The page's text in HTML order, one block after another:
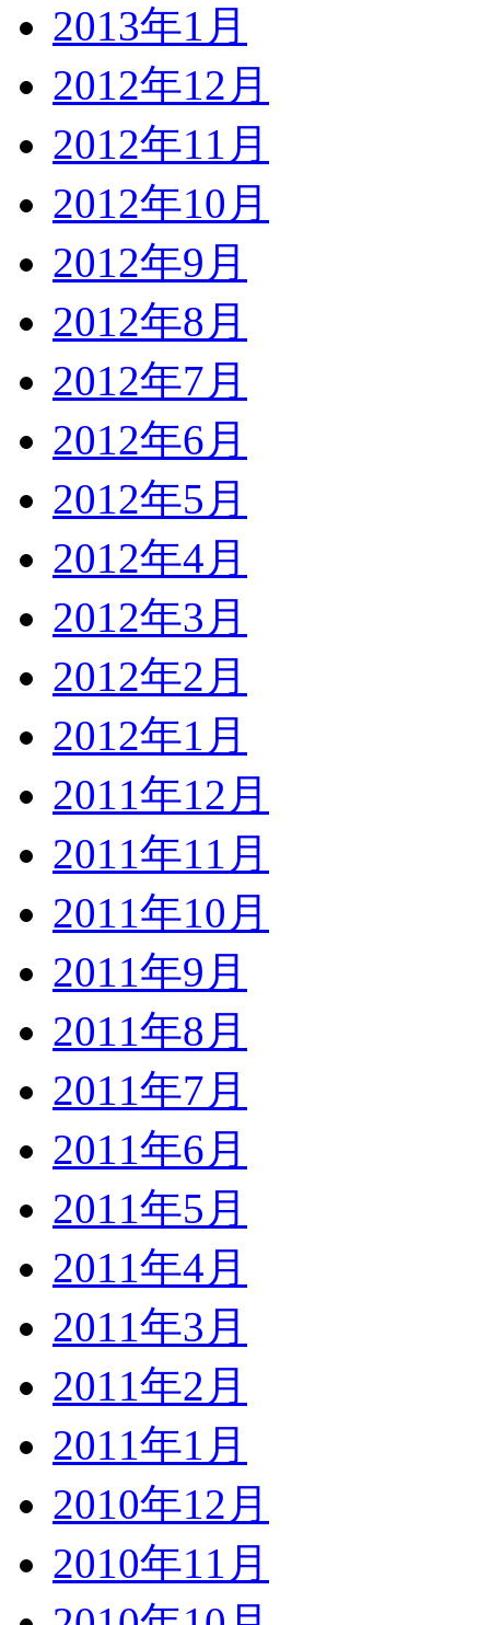
2013年1月
2012年12月
2012年11月
2012年10月
2012年9月
2012年8月
2012年7月
2012年6月
2012年5月
2012年4月
2012年3月
2012年2月
2012年1月
2011年12月
2011年11月
2011年10月
2011年9月
2011年8月
2011年7月
2011年6月
2011年5月
2011年4月
2011年3月
2011年2月
2011年1月
2010年12月
2010年11月